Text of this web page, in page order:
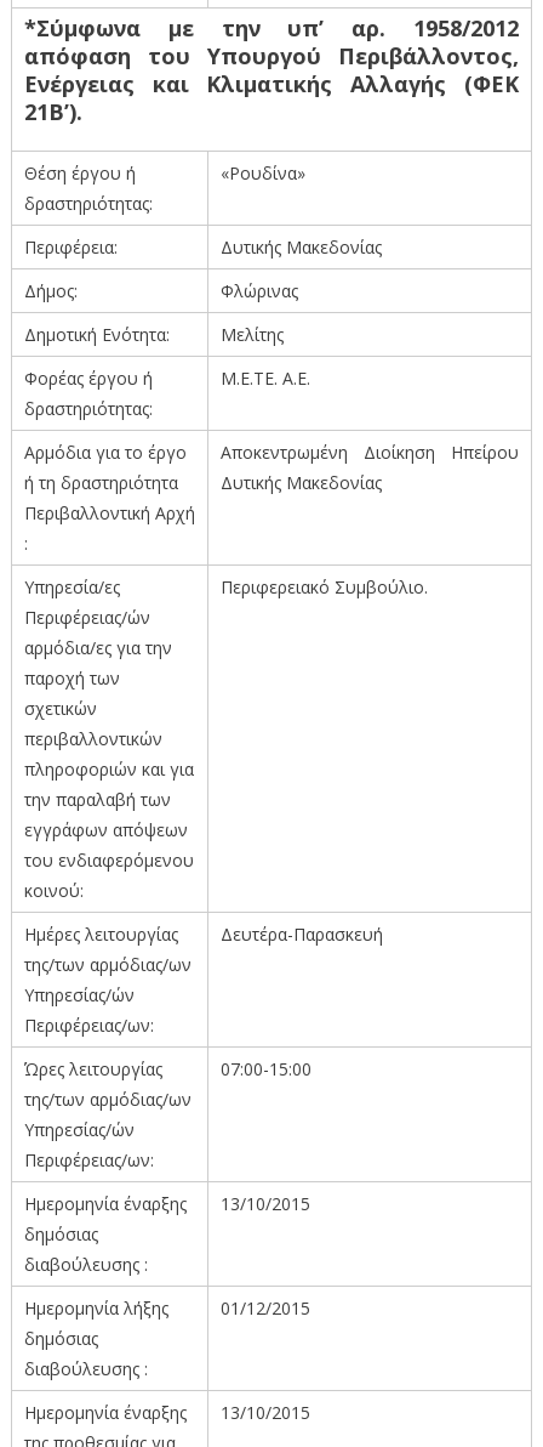
*Σύμφωνα με την υπ’ αρ. 1958/2012
απόφαση του Υπουργού Περιβάλλοντος,
Ενέργειας και Κλιματικής Αλλαγής (ΦΕΚ
21Β’).
Θέση έργου ή
δραστηριότητας:
«Ρουδίνα»
Περιφέρεια:
Δυτικής Μακεδονίας
Δήμος:
Φλώρινας
Δημοτική Ενότητα:
Μελίτης
Φορέας έργου ή
δραστηριότητας:
Μ.Ε.ΤΕ. Α.Ε.
Αρμόδια για το έργο
ή τη δραστηριότητα
Περιβαλλοντική Αρχή
:
Αποκεντρωμένη Διοίκηση Ηπείρου
Δυτικής Μακεδονίας
Υπηρεσία/ες
Περιφέρειας/ών
αρμόδια/ες για την
παροχή των
σχετικών
περιβαλλοντικών
πληροφοριών και για
την παραλαβή των
εγγράφων απόψεων
του ενδιαφερόμενου
κοινού:
Περιφερειακό Συμβούλιο.
Ημέρες λειτουργίας
της/των αρμόδιας/ων
Υπηρεσίας/ών
Περιφέρειας/ων:
Δευτέρα-Παρασκευή
Ώρες λειτουργίας
της/των αρμόδιας/ων
Υπηρεσίας/ών
Περιφέρειας/ων:
07:00-15:00
Ημερομηνία έναρξης
δημόσιας
διαβούλευσης :
13/10/2015
Ημερομηνία λήξης
δημόσιας
διαβούλευσης :
01/12/2015
Ημερομηνία έναρξης
13/10/2015